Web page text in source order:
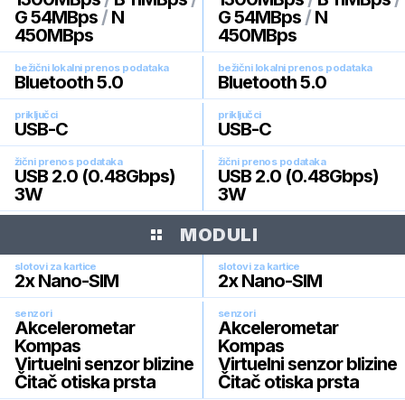
G 54MBps / N
450MBps
G 54MBps / N
450MBps
bežični lokalni prenos podataka
Bluetooth 5.0
bežični lokalni prenos podataka
Bluetooth 5.0
priključci
USB-C
priključci
USB-C
žični prenos podataka
USB 2.0 (0.48Gbps)
3W
žični prenos podataka
USB 2.0 (0.48Gbps)
3W
MODULI
slotovi za kartice
2x Nano-SIM
slotovi za kartice
2x Nano-SIM
senzori
Akcelerometar
Kompas
Virtuelni senzor blizine
Čitač otiska prsta
senzori
Akcelerometar
Kompas
Virtuelni senzor blizine
Čitač otiska prsta